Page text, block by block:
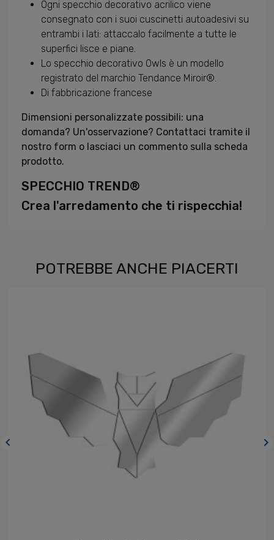
Ogni specchio decorativo acrilico viene
consegnato con i suoi cuscinetti autoadesivi su
entrambi i lati: attaccalo facilmente a tutte le
superfici lisce e piane.
Lo specchio decorativo Owls è un modello
registrato del marchio Tendance Miroir®.
Di fabbricazione francese
Dimensioni personalizzate possibili: una
domanda? Un'osservazione? Contattaci tramite il
nostro form o lasciaci un commento sulla scheda
prodotto.
SPECCHIO TREND®
Crea l'arredamento che ti rispecchia!
POTREBBE ANCHE PIACERTI
 